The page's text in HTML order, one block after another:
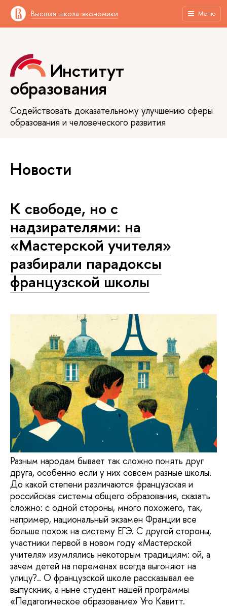
Высшая школа экономики Меню
Институт
образования
Содействовать доказательному улучшению сферы
образования и человеческого развития
Новости
К свободе, но с
надзирателями: на
«Мастерской учителя»
разбирали парадоксы
французской школы
Разным народам бывает так сложно понять друг
друга, особенно если у них совсем разные школы.
До какой степени различаются французская и
российская системы общего образования, сказать
сложно: с одной стороны, много похожего, так,
например, национальный экзамен Франции все
больше похож на систему ЕГЭ. С другой стороны,
участники первой в новом году «Мастерской
учителя» изумлялись некоторым традициям: ой, а
зачем детей на переменах всегда выгоняют на
улицу?.. О французской школе рассказывал ее
выпускник, а ныне студент нашей программы
«Педагогическое образование» Уго Кавитт.